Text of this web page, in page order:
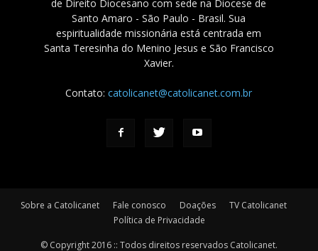
de Direito Diocesano com sede na Diocese de
Santo Amaro - São Paulo - Brasil. Sua
espiritualidade missionária está centrada em
Santa Teresinha do Menino Jesus e São Francisco
Xavier.
Contato:catolicanet@catolicanet.com.br
Sobre a Catolicanet Fale conosco Doações
TV Catolicanet
Política de Privacidade
© Copyright 2016 :: Todos direitos reservados Catolicanet.